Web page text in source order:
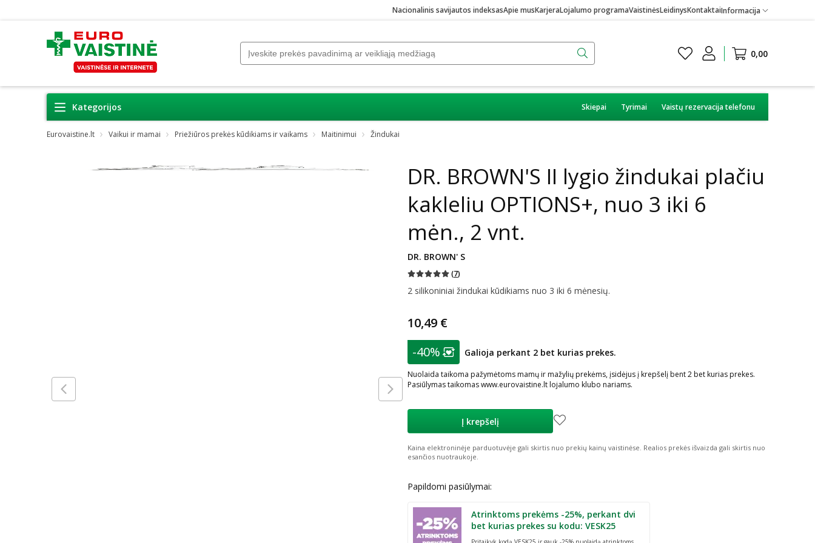
Nacionalinis savijautos indeksasApie musKarjeraLojalumo programaVaistinėsLeidinysKontaktaiInformacija
0,00
Kategorijos Skiepai Tyrimai Vaistų rezervacija telefonu
Eurovaistine.lt Vaikui ir mamai Priežiūros prekės kūdikiams ir vaikams Maitinimui Žindukai
DR. BROWN'S II lygio žindukai plačiu
kakleliu OPTIONS+, nuo 3 iki 6
mėn., 2 vnt.
DR. BROWN' S
(7)
2 silikoniniai žindukai kūdikiams nuo 3 iki 6 mėnesių.
10,49 €
patarimas
Lojalumo klubo narių nuolaida:
-40% Galioja perkant 2 bet kurias prekes.
Nuolaida taikoma pažymėtoms mamų ir mažylių prekėms, įsidėjus į krepšelį bent 2 bet kurias prekes.
Pasiūlymas taikomas www.eurovaistine.lt lojalumo klubo nariams.
Į krepšelį
Kaina elektroninėje parduotuvėje gali skirtis nuo prekių kainų vaistinėse. Realios prekės išvaizda gali skirtis nuo
esančios nuotraukoje.
Papildomi pasiūlymai:
Atrinktoms prekėms -25%, perkant dvi
bet kurias prekes su kodu: VESK25